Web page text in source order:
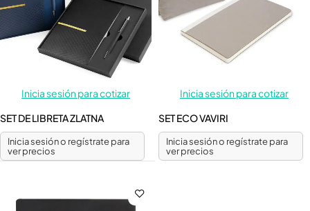
Inicia sesión para cotizar
SET DE LIBRETA ZLATNA
Inicia sesión o regístrate para
ver precios
Inicia sesión para cotizar
SET ECO VAVIRI
Inicia sesión o regístrate para
ver precios